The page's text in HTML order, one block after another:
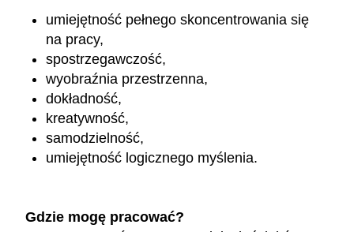
umiejętność pełnego skoncentrowania się
na pracy,
spostrzegawczość,
wyobraźnia przestrzenna,
dokładność,
kreatywność,
samodzielność,
umiejętność logicznego myślenia.
Gdzie mogę pracować?